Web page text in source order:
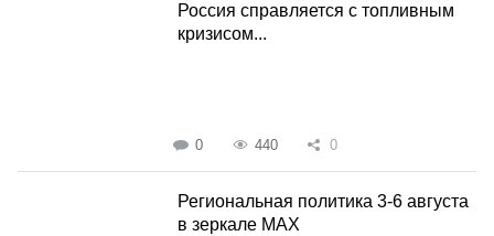
Россия справляется с топливным
кризисом...
0 440 0
Региональная политика 3-6 августа
в зеркале MAX